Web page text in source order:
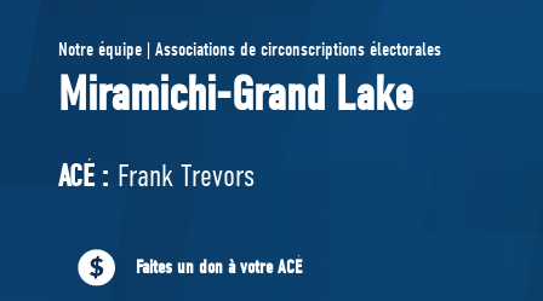
ÉQUIPE
Pierre Poilievre
Vos députés conservateurs
Cabinet fantôme
Exécutif national
Notre équipe | Associations de circonscriptions électorales
Miramichi-Grand Lake
ACÉ : Frank Trevors
Faites un don à votre ACÉ